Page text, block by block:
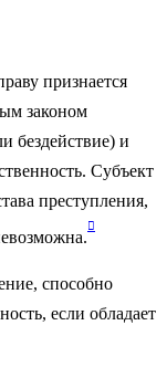
признается
законом
бездействие) и
Субъект
преступления,

способно
если обладает